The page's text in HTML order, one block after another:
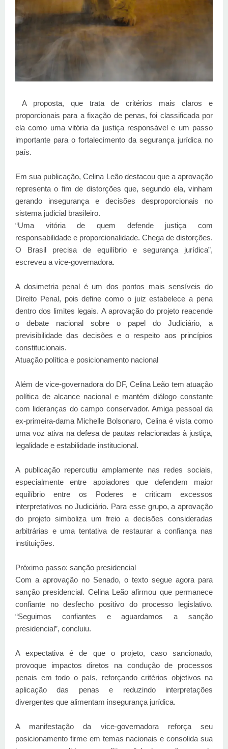
A proposta, que trata de critérios mais claros e
proporcionais para a fixação de penas, foi classificada por
ela como uma vitória da justiça responsável e um passo
importante para o fortalecimento da segurança jurídica no
país.
Em sua publicação, Celina Leão destacou que a aprovação
representa o fim de distorções que, segundo ela, vinham
gerando insegurança e decisões desproporcionais no
sistema judicial brasileiro.
“Uma vitória de quem defende justiça com
responsabilidade e proporcionalidade. Chega de distorções.
O Brasil precisa de equilíbrio e segurança jurídica”,
escreveu a vice-governadora.
A dosimetria penal é um dos pontos mais sensíveis do
Direito Penal, pois define como o juiz estabelece a pena
dentro dos limites legais. A aprovação do projeto reacende
o debate nacional sobre o papel do Judiciário, a
previsibilidade das decisões e o respeito aos princípios
constitucionais.
Atuação política e posicionamento nacional
Além de vice-governadora do DF, Celina Leão tem atuação
política de alcance nacional e mantém diálogo constante
com lideranças do campo conservador. Amiga pessoal da
ex-primeira-dama Michelle Bolsonaro, Celina é vista como
uma voz ativa na defesa de pautas relacionadas à justiça,
legalidade e estabilidade institucional.
A publicação repercutiu amplamente nas redes sociais,
especialmente entre apoiadores que defendem maior
equilíbrio entre os Poderes e criticam excessos
interpretativos no Judiciário. Para esse grupo, a aprovação
do projeto simboliza um freio a decisões consideradas
arbitrárias e uma tentativa de restaurar a confiança nas
instituições.
Próximo passo: sanção presidencial
Com a aprovação no Senado, o texto segue agora para
sanção presidencial. Celina Leão afirmou que permanece
confiante no desfecho positivo do processo legislativo.
“Seguimos confiantes e aguardamos a sanção
presidencial”, concluiu.
A expectativa é de que o projeto, caso sancionado,
provoque impactos diretos na condução de processos
penais em todo o país, reforçando critérios objetivos na
aplicação das penas e reduzindo interpretações
divergentes que alimentam insegurança jurídica.
A manifestação da vice-governadora reforça seu
posicionamento firme em temas nacionais e consolida sua